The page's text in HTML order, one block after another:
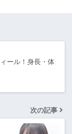
ール！身長・体
次の記事